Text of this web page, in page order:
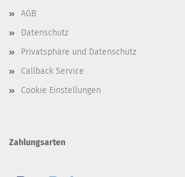
AGB
Datenschutz
Privatsphäre und Datenschutz
Callback Service
Cookie Einstellungen
Zahlungsarten